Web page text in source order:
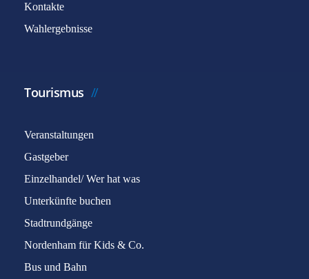
E-Mail senden
Kontakte
Wahlergebnisse
Tourismus
Veranstaltungen
Gastgeber
Einzelhandel/ Wer hat was
Unterkünfte buchen
Stadtrundgänge
Nordenham für Kids & Co.
Bus und Bahn